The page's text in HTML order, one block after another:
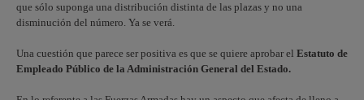
que sólo suponga una distribución distinta de las plazas y no una
disminución del número. Ya se verá.
Una cuestión que parece ser positiva es que se quiere aprobar el Estatuto de
Empleado Público de la Administración General del Estado.